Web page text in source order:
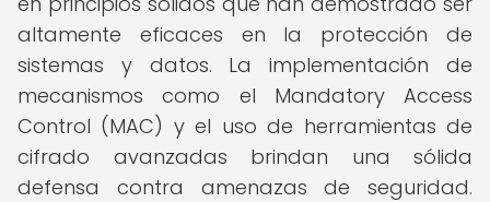
altamente eficaces en la protección de
sistemas y datos. La implementación de
mecanismos como el Mandatory Access
Control (MAC) y el uso de herramientas de
cifrado avanzadas brindan una sólida
defensa contra amenazas de seguridad.